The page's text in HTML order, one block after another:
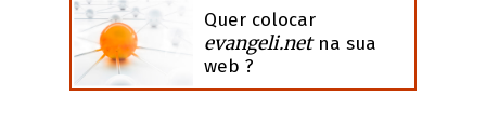
Quer colocar
evangeli.netna sua
web ?